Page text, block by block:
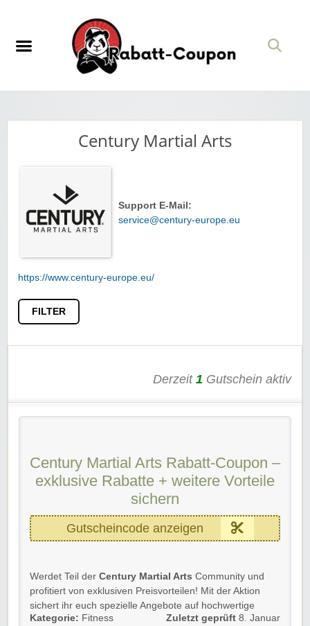
Century Martial Arts
Support E-Mail:
service@century-europe.eu
https://www.century-europe.eu/
FILTER
Derzeit 1 Gutschein aktiv
Century Martial Arts Rabatt-Coupon –
exklusive Rabatte + weitere Vorteile
sichern
Gutscheincode anzeigen
Werdet Teil der Century Martial Arts Community und
profitiert von exklusiven Preisvorteilen! Mit der Aktion
sichert ihr euch spezielle Angebote auf hochwertige
Kampfsportausrüstung, Bekleidung und
Kategorie: Fitness
Zuletzt geprüft 8. Januar